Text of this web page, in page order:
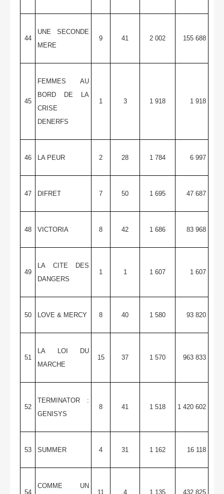
44
UNE SECONDE
MERE
9 41 2 002 155 688
45
FEMMES AU
BORD DE LA
CRISE
DENERFS
1 3 1 918 1 918
46 LA PEUR 2 28 1 784 6 997
47 DIFRET 7 50 1 695 47 687
48 VICTORIA 8 42 1 686 83 968
49
LA CITE DES
DANGERS
1 1 1 607 1 607
50 LOVE & MERCY 8 40 1 580 93 820
51
LA LOI DU
MARCHE
15 37 1 570 963 833
52
TERMINATOR :
GENISYS
8 41 1 518 1 420 602
53 SUMMER 4 31 1 162 16 118
54
COMME UN
11 4 1 135 432 825